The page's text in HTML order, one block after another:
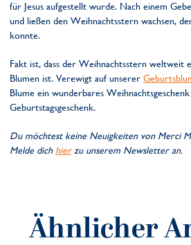
für Jesus aufgestellt wurde. Nach einem
und ließen den Weihnachtsstern wachsen,
konnte.
Fakt ist, dass der Weihnachtsstern weltweit
Blumen ist. Verewigt auf unserer
Blume ein wunderbares
Geburtstagsgeschenk.
Du möchtest keine Neuigkeiten von Merci
Melde dich hierzu unserem Newsletter an.
Ähnlicher